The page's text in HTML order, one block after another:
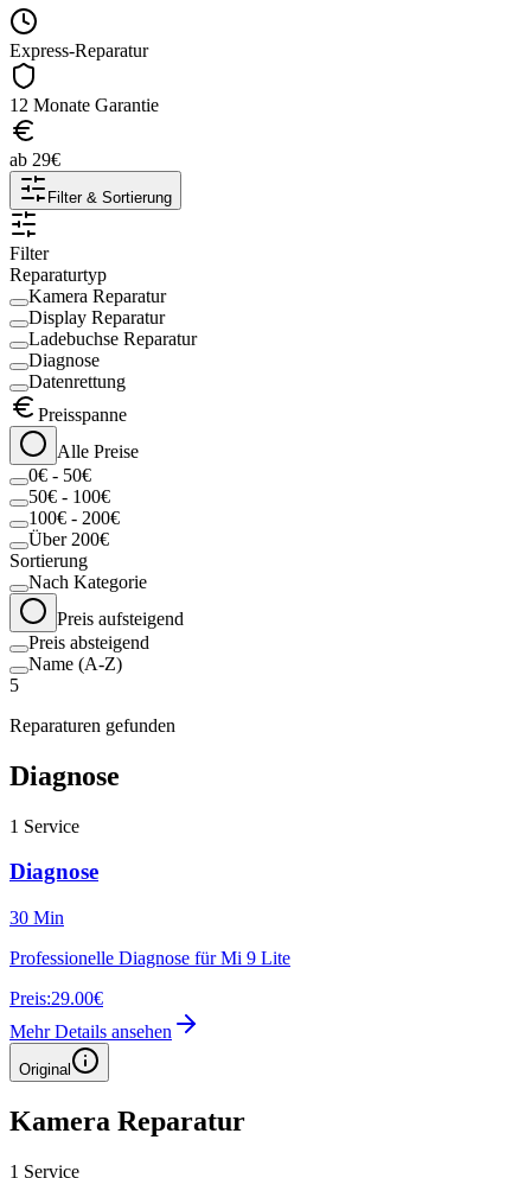
Express-Reparatur
12 Monate Garantie
ab 29€
Filter & Sortierung
Filter
Reparaturtyp
Kamera Reparatur
Display Reparatur
Ladebuchse Reparatur
Diagnose
Datenrettung
Preisspanne
Alle Preise
0€ - 50€
50€ - 100€
100€ - 200€
Über 200€
Sortierung
Nach Kategorie
Preis aufsteigend
Preis absteigend
Name (A-Z)
5
Reparaturen gefunden
Diagnose
1 Service
Diagnose
30 Min
Professionelle Diagnose für Mi 9 Lite
Preis:29.00€
Mehr Details ansehen
Original
Kamera Reparatur
1 Service